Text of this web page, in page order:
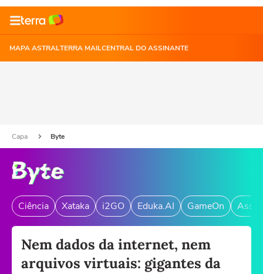
MAPA ASTRALTERRA MAILCENTRAL DO ASSINANTE
Capa Byte
Ciência Xataka i2GO Eduka.AI GameOn
Nem dados da internet, nem
arquivos virtuais: gigantes da